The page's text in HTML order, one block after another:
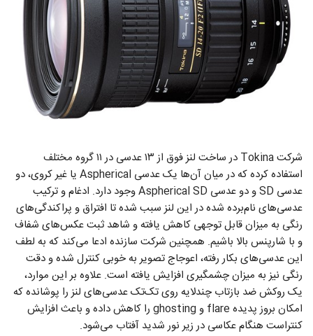
شرکت Tokina در ساخت لنز فوق از ۱۳ عدسی در ۱۱ گروه مختلف
استفاده کرده که در میان آن‌ها یک عدسی Aspherical یا غیر کروی، دو
عدسی SD و دو عدسی Aspherical SD وجود دارد. ادغام و ترکیب
عدسی‌های نام‌برده شده در این لنز سبب شده تا افتراق و پراکندگی‌های
رنگی به میزان قابل توجهی کاهش یافته و شاهد ثبت عکس‌های شفاف
و با شارپنس بالا باشیم. همچنین شرکت سازنده ادعا می‌کند که به لطف
این عدسی‌های بکار رفته، اعوجاج تصویر به خوبی کنترل شده و دقت
رنگی نیز به میزان چشمگیری افزایش یافته است. علاوه بر این موارد،
یک روکش ضد بازتاب چندلایه روی تک‌تک عدسی‌های لنز را پوشانده که
امکان بروز پدیده flare و ghosting را کاهش داده و باعث افزایش
کنتراست هنگام عکاسی در زیر نور شدید آفتاب می‌شود.